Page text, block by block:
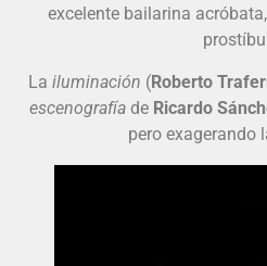
excelente bailarina
La iluminación (Roberto
escenografíade Ricardo
pero exagerando